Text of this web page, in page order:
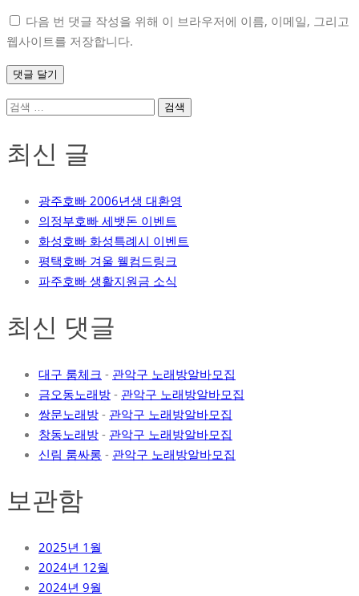
다음 번 댓글 작성을 위해 이 브라우저에 이름, 이메일, 그리고
웹사이트를 저장합니다.
검
최신 글
광주호빠 2006년생 대환영
의정부호빠 세뱃돈 이벤트
화성호빠 화성특례시 이벤트
평택호빠 겨울 웰컴드링크
파주호빠 생활지원금 소식
최신 댓글
대구 룸체크 - 관악구 노래방알바모집
금오동노래방 - 관악구 노래방알바모집
쌍문노래방 - 관악구 노래방알바모집
창동노래방 - 관악구 노래방알바모집
신림 룸싸롱 - 관악구 노래방알바모집
보관함
2025년 1월
2024년 12월
2024년 9월